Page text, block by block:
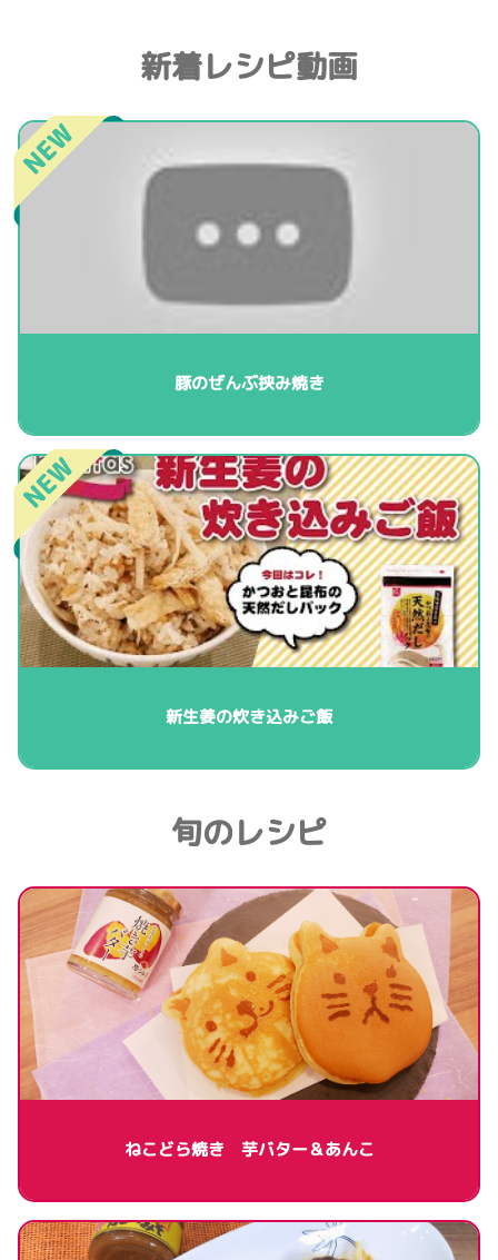
新着レシピ動画
豚のぜんぶ挟み焼き
新生姜の炊き込みご飯
旬のレシピ
ねこどら焼き 芋バター＆あんこ